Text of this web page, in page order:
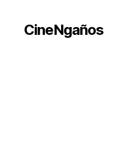
CineNgaños